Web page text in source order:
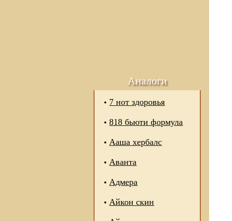
Аналоги
7 нот здоровья
818 бьюти формула
Ааша хербалс
Аванта
Адмера
Айкон скин